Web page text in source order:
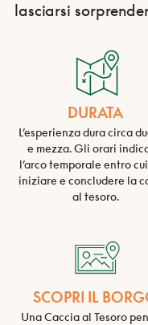
lasciarsi
DURATA
L’esperienza dura circa
e mezza. Gli orari
l’arco temporale entro
iniziare e concludere la
al tesoro.
SCOPRI IL
Una Caccia al Tesoro